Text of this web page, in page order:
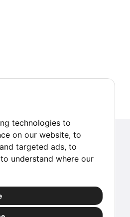
technologies to
on our website, to
targeted ads, to
understand where our
à notre Newsletter
toute confiance
traitées via ce site web sont